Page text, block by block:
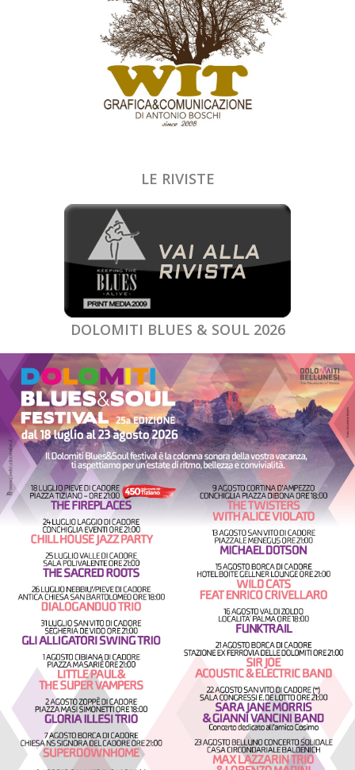
LE RIVISTE
DOLOMITI BLUES & SOUL 2026